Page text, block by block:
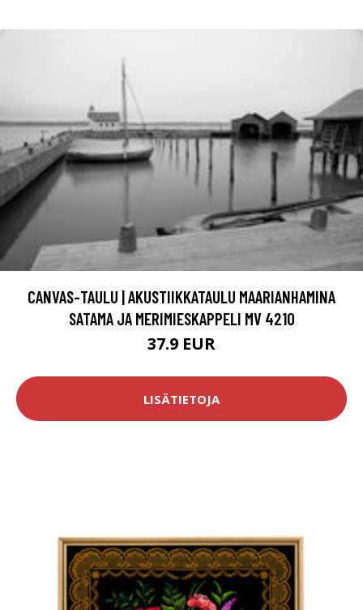
CANVAS-TAULU | AKUSTIIKKATAULU MAARIANHAMINA
SATAMA JA MERIMIESKAPPELI MV 4210
37.9 EUR
LISÄTIETOJA